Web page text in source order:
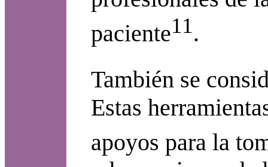
paciente11.
También se
Estas
apoyos para la